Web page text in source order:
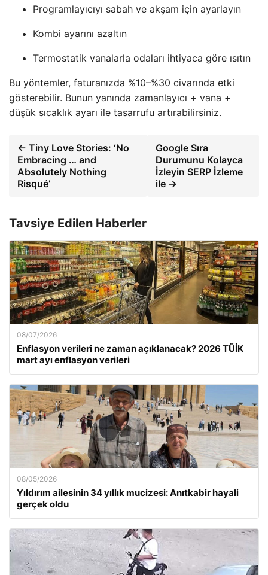
Programlayıcıyı sabah ve akşam için ayarlayın
Kombi ayarını azaltın
Termostatik vanalarla odaları ihtiyaca göre ısıtın
Bu yöntemler, faturanızda %10–%30 civarında etki
gösterebilir. Bunun yanında zamanlayıcı + vana +
düşük sıcaklık ayarı ile tasarrufu artırabilirsiniz.
← Tiny Love Stories: ‘No
Embracing … and
Absolutely Nothing
Risqué’
Google Sıra
Durumunu Kolayca
İzleyin SERP İzleme
ile →
Tavsiye Edilen Haberler
08/07/2026
Enflasyon verileri ne zaman açıklanacak? 2026 TÜİK
mart ayı enflasyon verileri
08/05/2026
Yıldırım ailesinin 34 yıllık mucizesi: Anıtkabir hayali
gerçek oldu